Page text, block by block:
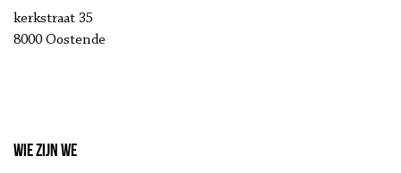
kerkstraat 35
8000 Oostende
Wie zijn we